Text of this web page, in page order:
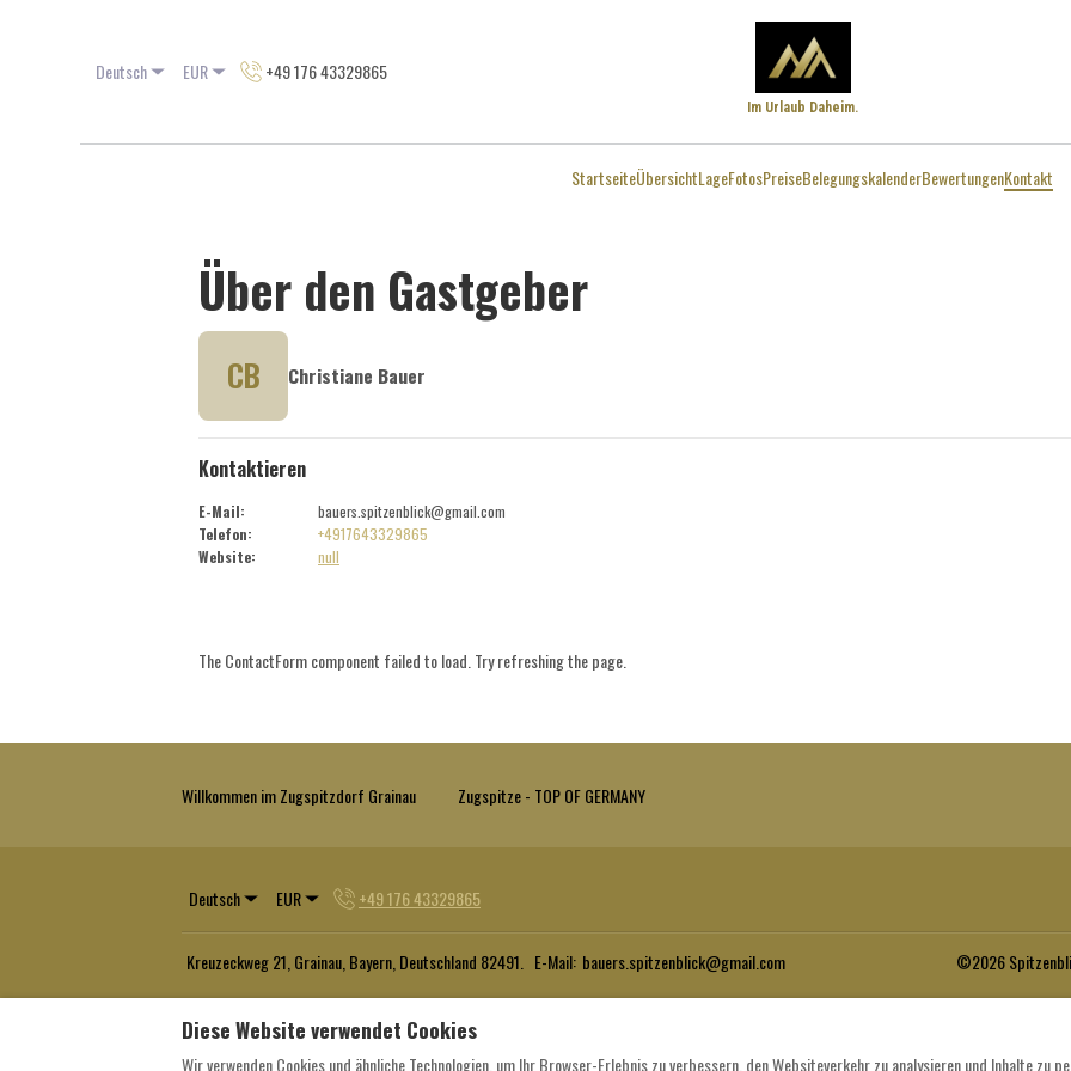
Deutsch EUR +49 176 43329865
Im Urlaub Daheim.
StartseiteÜbersichtLageFotosPreiseBelegungskalenderBewertungenKontakt
Über den Gastgeber
CB Christiane Bauer
Kontaktieren
E-Mail:
bauers.spitzenblick@gmail.com
Telefon:
+4917643329865
Website: null
The ContactForm component failed to load. Try refreshing the page.
Willkommen im Zugspitzdorf Grainau Zugspitze - TOP OF GERMANY
Deutsch EUR +49 176 43329865
Kreuzeckweg 21, Grainau, Bayern, Deutschland 82491 E-Mail: bauers.spitzenblick@gmail.com ©2026
Diese Website verwendet Cookies
Wir verwenden Cookies und ähnliche Technologien, um Ihr Browser-Erlebnis zu verbessern, den Websiteverkehr zu analysieren und Inhalte zu